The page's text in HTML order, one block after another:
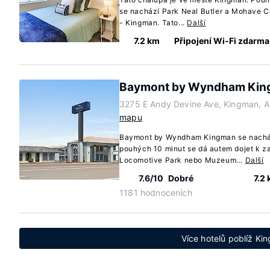
se nachází Park Neal Butler a Mohave
- Kingman. Tato... Další
7.2 km Připojení Wi-Fi zdarma
Baymont by Wyndham
3275 E Andy Devine Ave, Kingman,
mapu
Baymont by Wyndham Kingman se
pouhých 10 minut se dá autem dojet k
Locomotive Park nebo Muzeum... Další
7.6/10 Dobré
1181 hodnoceních
7.2
Více hotelů poblíž